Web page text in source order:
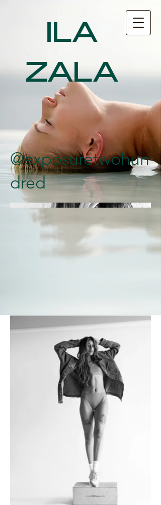
ILA
ZALA
@exposuretwohun
dred